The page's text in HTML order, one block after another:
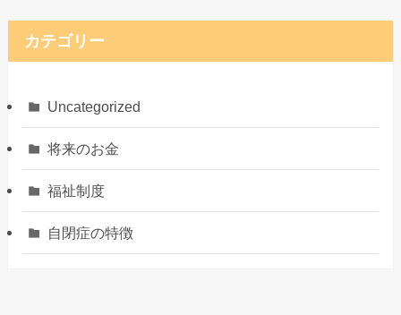
カテゴリー
Uncategorized
将来のお金
福祉制度
自閉症の特徴